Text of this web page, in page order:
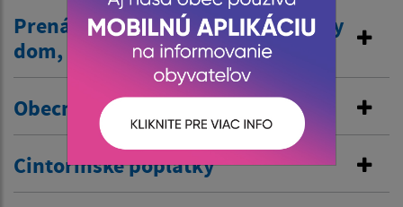
Prenájom nehnuteľností /kultúrny
dom, …/
Obecné nájomné byty
Cintorínske poplatky